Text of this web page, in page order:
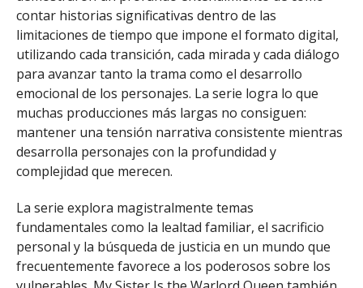
contar historias significativas dentro de las
limitaciones de tiempo que impone el formato digital,
utilizando cada transición, cada mirada y cada diálogo
para avanzar tanto la trama como el desarrollo
emocional de los personajes. La serie logra lo que
muchas producciones más largas no consiguen:
mantener una tensión narrativa consistente mientras
desarrolla personajes con la profundidad y
complejidad que merecen.
La serie explora magistralmente temas
fundamentales como la lealtad familiar, el sacrificio
personal y la búsqueda de justicia en un mundo que
frecuentemente favorece a los poderosos sobre los